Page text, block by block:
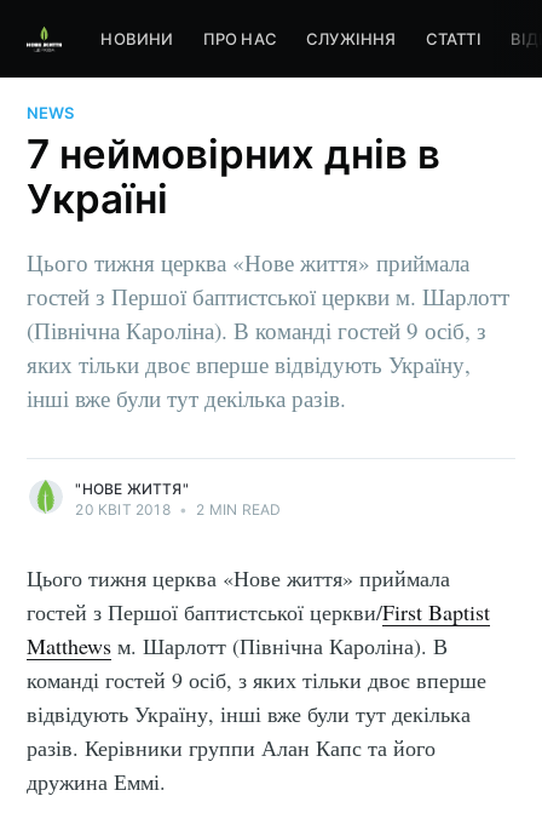
НОВИНИ ПРО НАС СЛУЖІННЯ СТАТТІ
NEWS
7 неймовірних днів в
Україні
Цього тижня церква «Нове життя» приймала
гостей з Першої баптистської церкви м. Шарлотт
(Північна Кароліна). В команді гостей 9 осіб, з
яких тільки двоє вперше відвідують Україну,
інші вже були тут декілька разів.
"НОВЕ ЖИТТЯ"
20 КВІТ 2018 • 2 MIN READ
Цього тижня церква «Нове життя» приймала
гостей з Першої баптистської церкви/First Baptist
Matthews м. Шарлотт (Північна Кароліна). В
команді гостей 9 осіб, з яких тільки двоє вперше
відвідують Україну, інші вже були тут декілька
разів. Керівники группи Алан Капс та його
дружина Еммі.